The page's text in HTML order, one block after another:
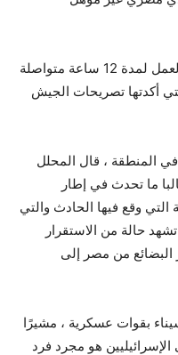
كما انتقد السماح للجنديين القتيلين بالعمل لمدة 12 ساعة متواصلة
أكدتها تصريحات الجيش
في المنطقة ، قال المحلل
ما تحدث في إطار
التي وقع فيها الحادث والتي
، فإنها تشهد حالة من الاستقرار
البضائع من مصر إلى
بقوات عسكرية ، مشيرًا
هو مجرد فرد